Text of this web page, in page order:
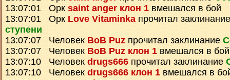
13:07:01 Орк saint anger клон 1 вмешался в бой
13:07:01 Орк Love Vitaminka прочитал
ступени
13:07:07 Человек BoB Puz прочитал заклинание
13:07:07 Человек BoB Puz клон 1 вмешался в бой
13:07:10 Человек drugs666 прочитал заклинание
13:07:10 Человек drugs666 клон 1 вмешался в